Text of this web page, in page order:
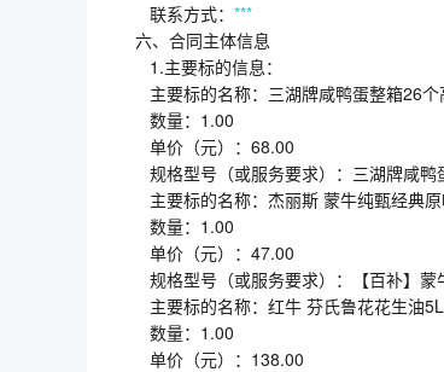
联系方式： ***
六、合同主体信息
1.主要标的信息：
主要标的名称：三湖牌咸鸭蛋整箱26
数量：1.00
单价（元）：68.00
规格型号（或服务要求）：三湖牌咸
主要标的名称：杰丽斯 蒙牛纯甄经典
数量：1.00
单价（元）：47.00
规格型号（或服务要求）：【百补】
主要标的名称：红牛 芬氏鲁花花生油
数量：1.00
单价（元）：138.00